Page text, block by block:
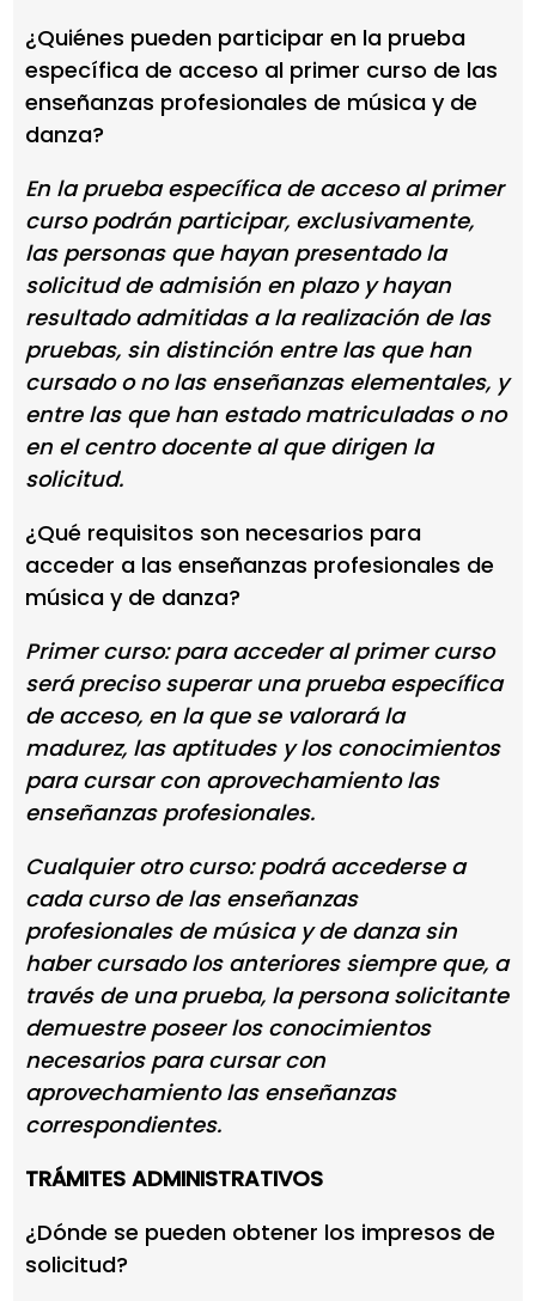
¿Quiénes pueden participar en la prueba
específica de acceso al primer curso de las
enseñanzas profesionales de música y de
danza?
En la prueba específica de acceso al primer
curso podrán participar, exclusivamente,
las personas que hayan presentado la
solicitud de admisión en plazo y hayan
resultado admitidas a la realización de las
pruebas, sin distinción entre las que han
cursado o no las enseñanzas elementales, y
entre las que han estado matriculadas o no
en el centro docente al que dirigen la
solicitud.
¿Qué requisitos son necesarios para
acceder a las enseñanzas profesionales de
música y de danza?
Primer curso: para acceder al primer curso
será preciso superar una prueba específica
de acceso, en la que se valorará la
madurez, las aptitudes y los conocimientos
para cursar con aprovechamiento las
enseñanzas profesionales.
Cualquier otro curso: podrá accederse a
cada curso de las enseñanzas
profesionales de música y de danza sin
haber cursado los anteriores siempre que, a
través de una prueba, la persona solicitante
demuestre poseer los conocimientos
necesarios para cursar con
aprovechamiento las enseñanzas
correspondientes.
TRÁMITES ADMINISTRATIVOS
¿Dónde se pueden obtener los impresos de
solicitud?